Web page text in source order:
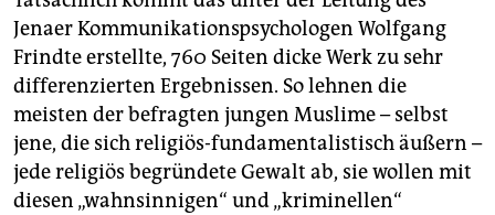
Jenaer Kommunikationspsychologen Wolfgang
Frindte erstellte, 760 Seiten dicke Werk zu sehr
differenzierten Ergebnissen. So lehnen die
meisten der befragten jungen Muslime – selbst
jene, die sich religiös-fundamentalistisch äußern –
jede religiös begründete Gewalt ab, sie wollen mit
diesen „wahnsinnigen“ und „kriminellen“